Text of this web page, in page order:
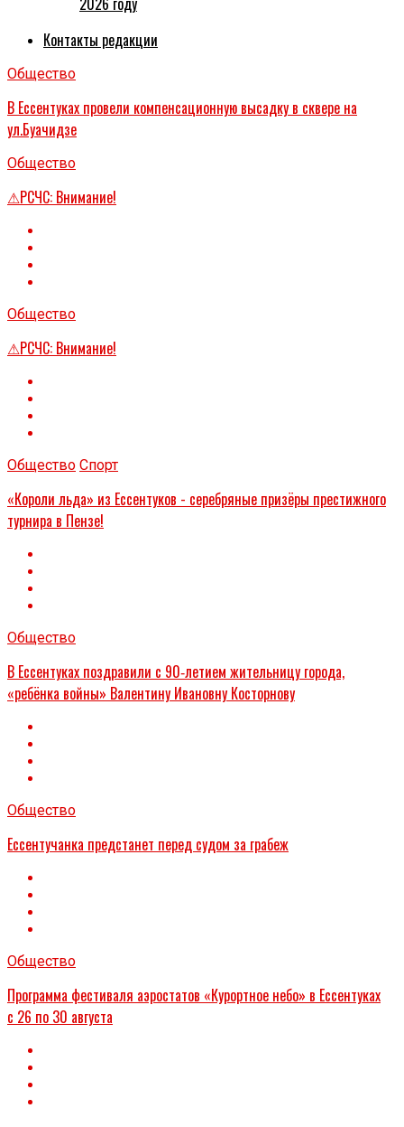
Контакты редакции
Общество
В Ессентуках провели компенсационную высадку в сквере на
ул.Буачидзе
Общество
⚠РСЧС: Внимание!
Общество
⚠РСЧС: Внимание!
Общество Спорт
«Короли льда» из Ессентуков - серебряные призёры престижного
турнира в Пензе!
Общество
В Ессентуках поздравили с 90‑летием жительницу города,
«ребёнка войны» Валентину Ивановну Косторнову
Общество
Ессентучанка предстанет перед судом за грабеж
Общество
Программа фестиваля аэростатов «Курортное небо» в Ессентуках
с 26 по 30 августа